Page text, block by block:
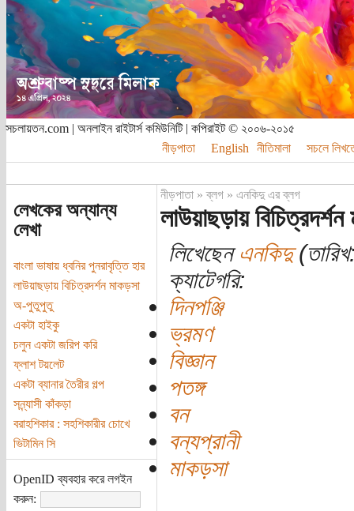
সচলায়তন.com | অনলাইন রাইটার্স কমিউনিটি | কপিরাইট © ২০০৬-২০১৫
নীড়পাতা
English নীতিমালা সচলে
লেখকের অন্যান্য
লেখা
বাংলা ভাষায় ধ্বনির পুনরাবৃত্তি হার
লাউয়াছড়ায় বিচিত্রদর্শন মাকড়সা
অ-পুতুপুতু
একটা হাইকু
চলুন একটা জরিপ করি
ফ্লাশ টয়লেট
একটা ব্যানার তৈরীর গল্প
সন্ন্যাসী কাঁকড়া
বরাহশিকার : সহশিকারীর চোখে
ভিটামিন সি
OpenID ব্যবহার করে লগইন
করুন:
নীড়পাতা »ব্লগ »এনকিদু এর ব্লগ
লাউয়াছড়ায়
লিখেছেনএনকিদু
ক্যাটেগরি:
দিনপঞ্জি
ভ্রমণ
বিজ্ঞান
পতঙ্গ
বন
বন্যপ্রানী
মাকড়সা